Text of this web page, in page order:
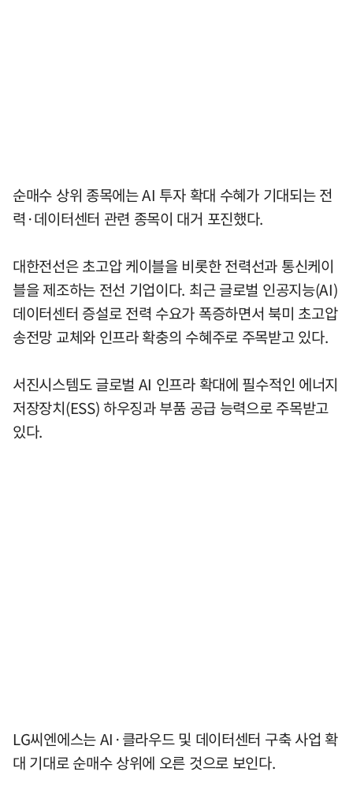
순매수 상위 종목에는 AI 투자 확대 수혜가 기대되는 전
력·데이터센터 관련 종목이 대거 포진했다.
대한전선은 초고압 케이블을 비롯한 전력선과 통신케이
블을 제조하는 전선 기업이다. 최근 글로벌 인공지능(AI)
데이터센터 증설로 전력 수요가 폭증하면서 북미 초고압
송전망 교체와 인프라 확충의 수혜주로 주목받고 있다.
서진시스템도 글로벌 AI 인프라 확대에 필수적인 에너지
저장장치(ESS) 하우징과 부품 공급 능력으로 주목받고
있다.
LG씨엔에스는 AI·클라우드 및 데이터센터 구축 사업 확
대 기대로 순매수 상위에 오른 것으로 보인다.